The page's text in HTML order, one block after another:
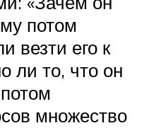
потом
везти его к
ли то, что он
множество